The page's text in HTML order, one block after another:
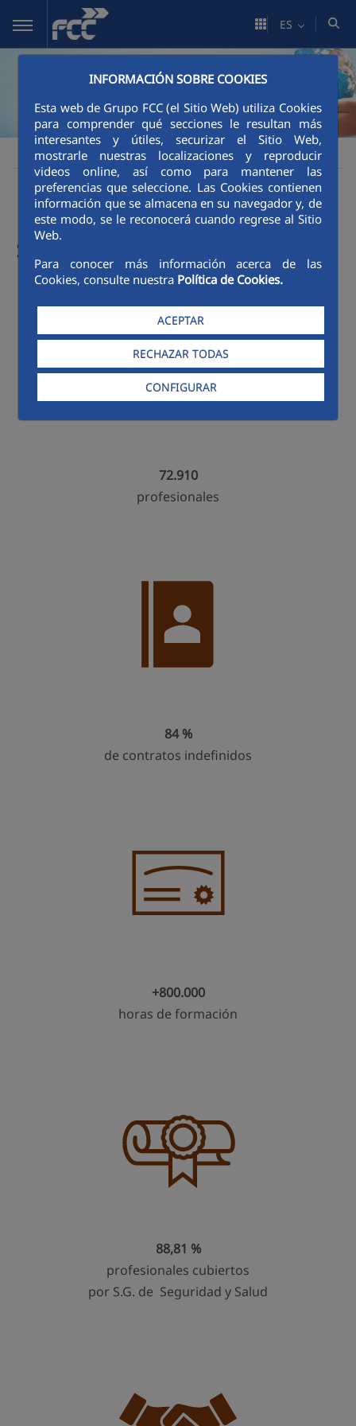
Saltar al contenido principal
INFORMACIÓN SOBRE COOKIES
Esta web de Grupo FCC (el Sitio Web) utiliza Cookies
para comprender qué secciones le resultan más
interesantes y útiles, securizar el Sitio Web,
mostrarle nuestras localizaciones y reproducir
videos online, así como para mantener las
preferencias que seleccione. Las Cookies contienen
información que se almacena en su navegador y, de
este modo, se le reconocerá cuando regrese al Sitio
Web.
Para conocer más información acerca de las
Cookies, consulte nuestra Política de Cookies.
ACEPTAR
RECHAZAR TODAS
CONFIGURAR
ES
FCC Sostenibilidad Impacto social Impacto social
Principales magnitudes
sociales
72.910
profesionales
84 %
de contratos indefinidos
+800.000
horas de formación
88,81 %
profesionales cubiertos
por S.G. de Seguridad y Salud